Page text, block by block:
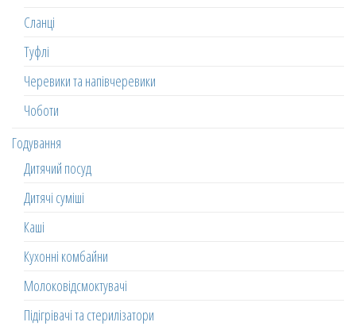
Сланці
Туфлі
Черевики та напівчеревики
Чоботи
Годування
Дитячий посуд
Дитячі суміші
Каші
Кухонні комбайни
Молоковідсмоктувачі
Підігрівачі та стерилізатори